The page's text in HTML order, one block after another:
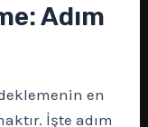
Adım
en
İşte adım